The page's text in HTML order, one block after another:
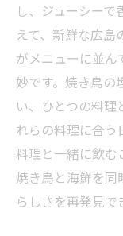
し、ジューシー
えて、新鮮な広島
がメニューに並ん
妙です。焼き鳥の
い、ひとつの料理
れらの料理に合う
料理と一緒に飲む
焼き鳥と海鮮を同
らしさを再発見で